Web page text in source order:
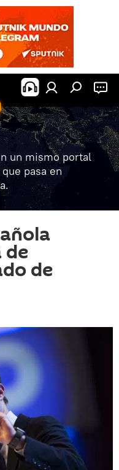
un mismo portal
pasa en
de
de